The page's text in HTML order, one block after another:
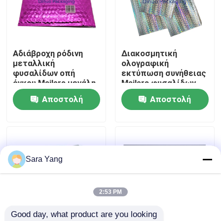
Σχετικά με εμάς
Επισκέψεις στο εργοστάσιο
Έλεγχος ποιότητας
Ειδήσεις
Τσάντες αλληλογραφίας φυσαλίδας
Αδιάβροχη ρόδινη
μεταλλική
φυσαλίδων οπή
όγκου Mailers μεγάλη
ανθεκτική
Αποστολή
Διακοσμητική
ολογραφική
εκτύπωση συνήθειας
Mailers φυσαλίδων
επιφάνειας VMPET
Αποστολή
Sara Yang
2:53 PM
Good day, what product are you looking